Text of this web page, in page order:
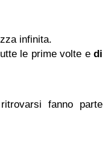
infinita.
le prime volte e di
fanno parte